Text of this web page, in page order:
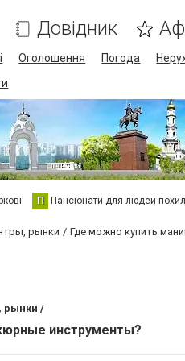
Довідник
Оголошення Погода
П Пансіонати для людей
рынки Где можно купить
рынки /
инструменты?